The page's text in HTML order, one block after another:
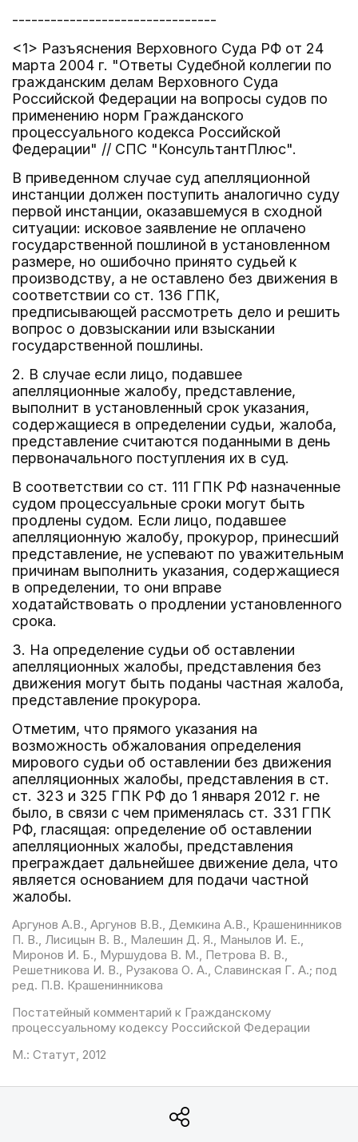
--------------------------------
<1> Разъяснения Верховного Суда РФ от 24
марта 2004 г. "Ответы Судебной коллегии по
гражданским делам Верховного Суда
Российской Федерации на вопросы судов по
применению норм Гражданского
процессуального кодекса Российской
Федерации" // СПС "КонсультантПлюс".
В приведенном случае суд апелляционной
инстанции должен поступить аналогично суду
первой инстанции, оказавшемуся в сходной
ситуации: исковое заявление не оплачено
государственной пошлиной в установленном
размере, но ошибочно принято судьей к
производству, а не оставлено без движения в
соответствии со ст. 136 ГПК,
предписывающей рассмотреть дело и решить
вопрос о довзыскании или взыскании
государственной пошлины.
2. В случае если лицо, подавшее
апелляционные жалобу, представление,
выполнит в установленный срок указания,
содержащиеся в определении судьи, жалоба,
представление считаются поданными в день
первоначального поступления их в суд.
В соответствии со ст. 111 ГПК РФ назначенные
судом процессуальные сроки могут быть
продлены судом. Если лицо, подавшее
апелляционную жалобу, прокурор, принесший
представление, не успевают по уважительным
причинам выполнить указания, содержащиеся
в определении, то они вправе
ходатайствовать о продлении установленного
срока.
3. На определение судьи об оставлении
апелляционных жалобы, представления без
движения могут быть поданы частная жалоба,
представление прокурора.
Отметим, что прямого указания на
возможность обжалования определения
мирового судьи об оставлении без движения
апелляционных жалобы, представления в ст.
ст. 323 и 325 ГПК РФ до 1 января 2012 г. не
было, в связи с чем применялась ст. 331 ГПК
РФ, гласящая: определение об оставлении
апелляционных жалобы, представления
преграждает дальнейшее движение дела, что
является основанием для подачи частной
жалобы.
Аргунов А.В., Аргунов В.В., Демкина А.В., Крашенинников
П. В., Лисицын В. В., Малешин Д. Я., Манылов И. Е.,
Миронов И. Б., Муршудова В. М., Петрова В. В.,
Решетникова И. В., Рузакова О. А., Славинская Г. А.; под
ред. П.В. Крашенинникова
Постатейный комментарий к Гражданскому
процессуальному кодексу Российской Федерации
М.: Статут, 2012